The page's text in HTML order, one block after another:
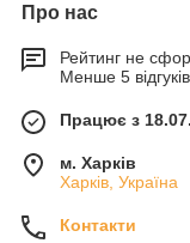
Про нас
Рейтинг не
Менше 5
Працює з
м. Харків
Харків, Україна
Контакти